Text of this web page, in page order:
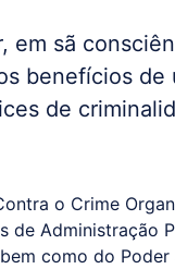
em sã
benefícios de
de
o Crime
de Administração
como do